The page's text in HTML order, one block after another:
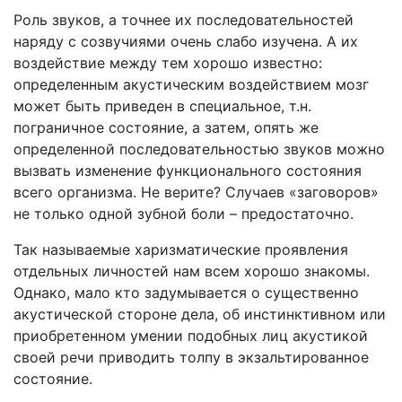
Роль звуков, а точнее их последовательностей
наряду с созвучиями очень слабо изучена. А их
воздействие между тем хорошо известно:
определенным акустическим воздействием мозг
может быть приведен в специальное, т.н.
пограничное состояние, а затем, опять же
определенной последовательностью звуков можно
вызвать изменение функционального состояния
всего организма. Не верите? Случаев «заговоров»
не только одной зубной боли – предостаточно.
Так называемые харизматические проявления
отдельных личностей нам всем хорошо знакомы.
Однако, мало кто задумывается о существенно
акустической стороне дела, об инстинктивном или
приобретенном умении подобных лиц акустикой
своей речи приводить толпу в экзальтированное
состояние.